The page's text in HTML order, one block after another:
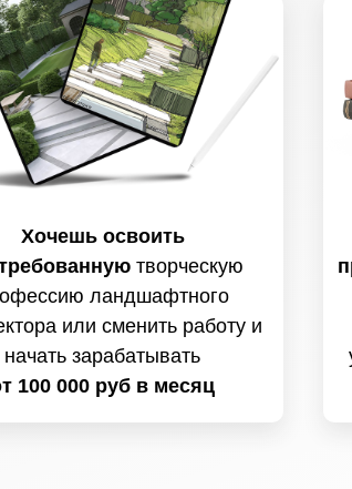
Хочешь освоить
творческую
ландшафтного
или сменить работу и
начать зарабатывать
100 000 руб в месяц